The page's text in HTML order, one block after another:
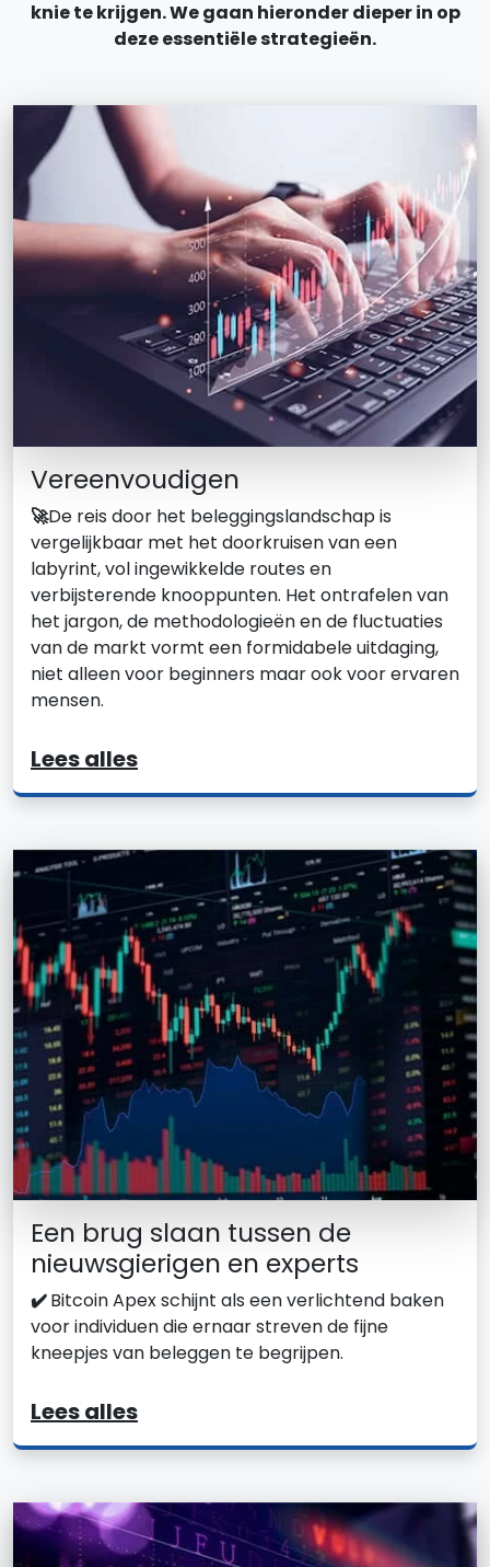
knie te krijgen. We gaan hieronder dieper in op
deze essentiële strategieën.
Vereenvoudigen
🚀De reis door het beleggingslandschap is
vergelijkbaar met het doorkruisen van een
labyrint, vol ingewikkelde routes en
verbijsterende knooppunten. Het ontrafelen van
het jargon, de methodologieën en de fluctuaties
van de markt vormt een formidabele uitdaging,
niet alleen voor beginners maar ook voor ervaren
mensen.
Lees alles
Een brug slaan tussen de
nieuwsgierigen en experts
✔️Bitcoin Apex schijnt als een verlichtend baken
voor individuen die ernaar streven de fijne
kneepjes van beleggen te begrijpen.
Lees alles